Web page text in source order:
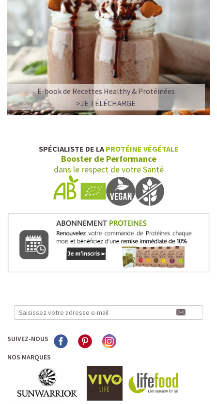
E-book de Recettes Healthy & Protéinées
>JE TÉLÉCHARGE
SPÉCIALISTE DE LA PROTÉINE VÉGÉTALE
Booster de Performance
dans le respect de votre Santé
SUIVEZ-NOUS
NOS MARQUES